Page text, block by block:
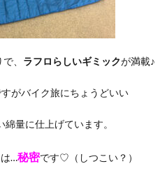
、 ラフロらしいギミックが満載♪
がバイク旅にちょうどいい
量に仕上げています。
は…秘密です♡（しつこい？）